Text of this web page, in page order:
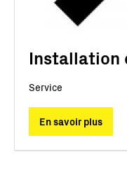
Installation
Service
En savoir plus